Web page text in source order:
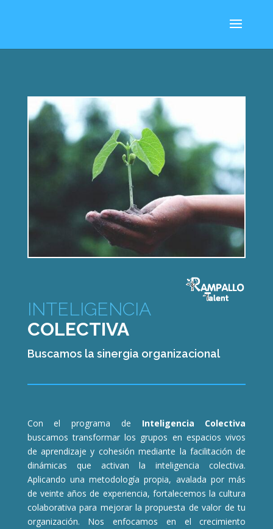
INTELIGENCIA
COLECTIVA
Buscamos la sinergia organizacional
Con el programa de Inteligencia Colectiva
buscamos transformar los grupos en espacios vivos
de aprendizaje y cohesión mediante la facilitación de
dinámicas que activan la inteligencia colectiva.
Aplicando una metodología propia, avalada por más
de veinte años de experiencia, fortalecemos la cultura
colaborativa para mejorar la propuesta de valor de tu
organización. Nos enfocamos en el crecimiento